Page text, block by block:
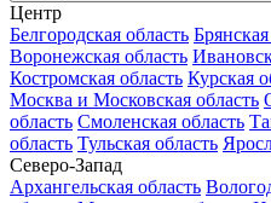
Центр
Белгородская область
Воронежская область
Костромская область Курская
Москва и Московская область
область Смоленская область
область Тульская область
Северо-Запад
Архангельская область